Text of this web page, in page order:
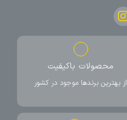
محصولات باکیفیت
از بهترین برندها موجود در کشور